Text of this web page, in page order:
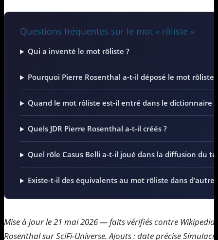
Questions fréquentes sur le mot « rôliste »
Qui a inventé le mot rôliste ?
Pourquoi Pierre Rosenthal a-t-il déposé le mot rôliste
Quand le mot rôliste est-il entré dans le dictionnaire
Quels JDR Pierre Rosenthal a-t-il créés ?
Quel rôle Casus Belli a-t-il joué dans la diffusion du
Existe-t-il des équivalents au mot rôliste dans
Mise à jour le 21 mai 2026 — faits vérifiés contre Wikipedia
Rosenthal sur SciFi-Universe. Ajouts : date précise